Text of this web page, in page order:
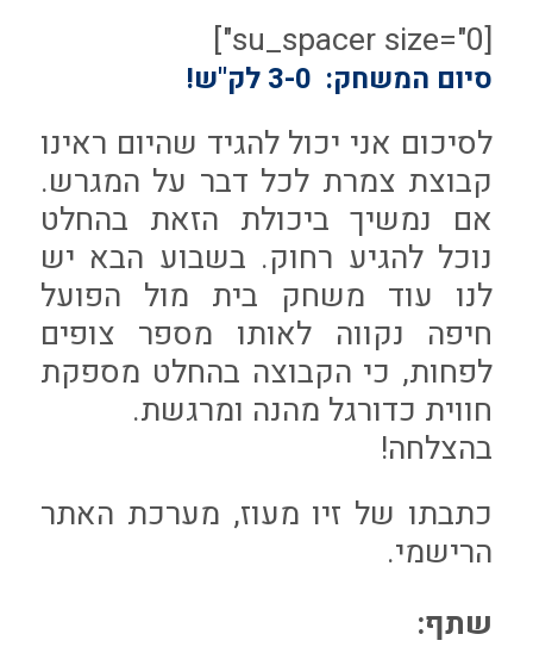
[su_spacer size="0"]
סיום המשחק: 3-0 לק"ש!
לסיכום אני יכול להגיד שהיום ראינו
קבוצת צמרת לכל דבר על המגרש.
אם נמשיך ביכולת הזאת בהחלט
נוכל להגיע רחוק. בשבוע הבא יש
לנו עוד משחק בית מול הפועל
חיפה נקווה לאותו מספר צופים
לפחות, כי הקבוצה בהחלט מספקת
חווית כדורגל מהנה ומרגשת.
בהצלחה!
כתבתו של זיו מעוז, מערכת האתר
הרישמי.
שתף: